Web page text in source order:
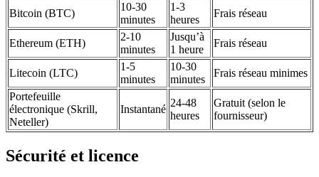
Bitcoin (BTC)
10-30
minutes
1-3
heures
Frais réseau
Ethereum (ETH)
2-10
minutes
Jusqu’à
1 heure
Frais réseau
Litecoin (LTC)
1-5
minutes
10-30
minutes
Frais réseau minimes
Portefeuille
électronique (Skrill,
Neteller)
Instantané
24-48
heures
Gratuit (selon le
fournisseur)
Sécurité et licence